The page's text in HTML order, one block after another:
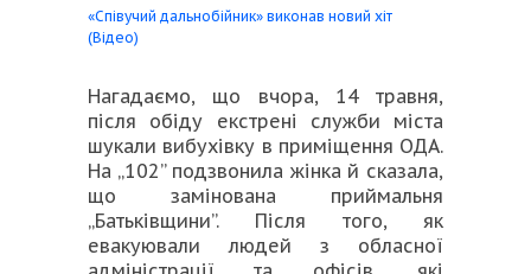
«Співучий дальнобійник» виконав новий хіт
(Відео)
Нагадаємо, що вчора, 14 травня,
після обіду екстрені служби міста
шукали вибухівку в приміщення ОДА.
На „102” подзвонила жінка й сказала,
що замінована приймальня
„Батьківщини”. Після того, як
евакуювали людей з обласної